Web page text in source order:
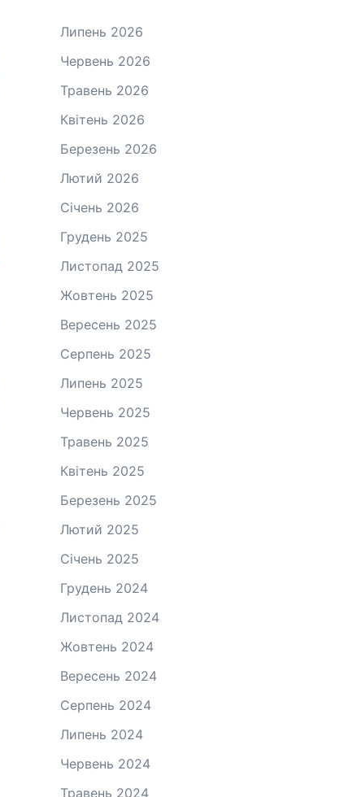
Липень 2026
Червень 2026
Травень 2026
Квітень 2026
Березень 2026
Лютий 2026
Січень 2026
Грудень 2025
Листопад 2025
Жовтень 2025
Вересень 2025
Серпень 2025
Липень 2025
Червень 2025
Травень 2025
Квітень 2025
Березень 2025
Лютий 2025
Січень 2025
Грудень 2024
Листопад 2024
Жовтень 2024
Вересень 2024
Серпень 2024
Липень 2024
Червень 2024
Травень 2024